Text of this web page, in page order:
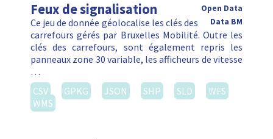
Feux de signalisation
Open Data
Data BM
Ce jeu de donnée géolocalise les clés des
carrefours gérés par Bruxelles Mobilité. Outre les
clés des carrefours, sont également repris les
panneaux zone 30 variable, les afficheurs de vitesse
…
CSV
GPKG JSON SHP SLD
WFS
WMS